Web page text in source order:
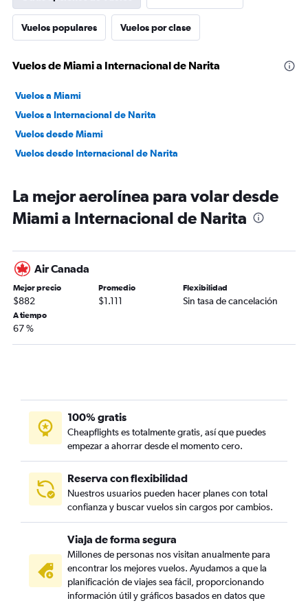
Vuelos populares Vuelos por clase
Vuelos de Miami a Internacional de Narita
Vuelos a Miami
Vuelos a Internacional de Narita
Vuelos desde Miami
Vuelos desde Internacional de Narita
La mejor aerolínea para volar desde
Miami a Internacional de Narita
Air Canada
Mejor precio
$882
Promedio
$1.111
Flexibilidad
Sin tasa de cancelación
A tiempo
67 %
100% gratis
Cheapflights es totalmente gratis, así que puedes
empezar a ahorrar desde el momento cero.
Reserva con flexibilidad
Nuestros usuarios pueden hacer planes con total
confianza y buscar vuelos sin cargos por cambios.
Viaja de forma segura
Millones de personas nos visitan anualmente para
encontrar los mejores vuelos. Ayudamos a que la
planificación de viajes sea fácil, proporcionando
información útil y gráficos basados en datos que